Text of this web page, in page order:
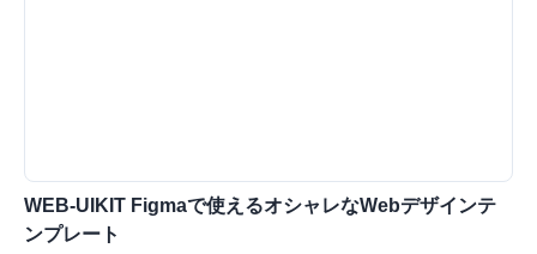
WEB-UIKIT Figmaで使えるオシャレなWebデザインテ
ンプレート